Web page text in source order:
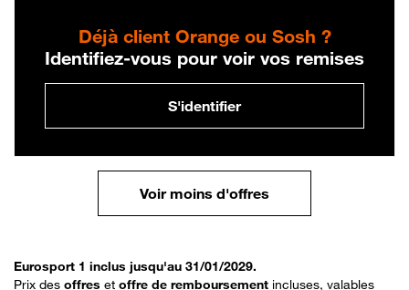
Déjà client Orange ou Sosh ?
Identifiez-vous pour voir vos remises
S'identifier
Voir moins d'offres
Eurosport 1 inclus jusqu'au 31/01/2029.
Prix des offres et offre de remboursement incluses, valables